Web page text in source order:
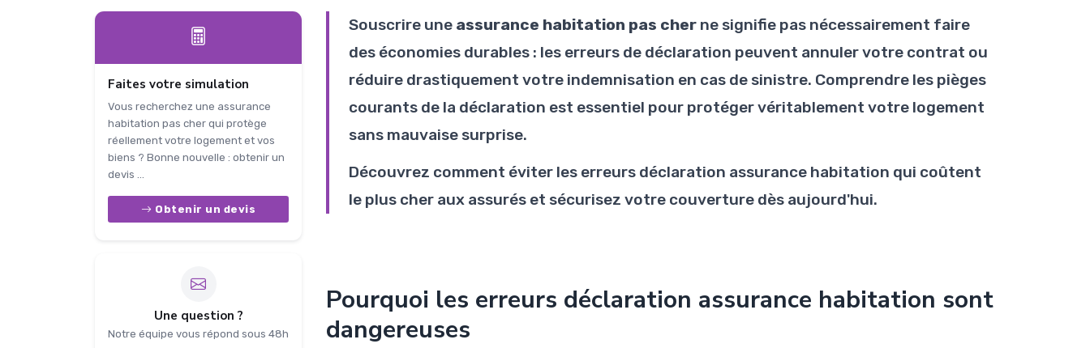
Faites votre simulation
Vous recherchez une assurance
habitation pas cher qui protège
réellement votre logement et vos
biens ? Bonne nouvelle : obtenir un
devis ...
Obtenir un devis
Une question ?
Notre équipe vous répond sous 48h
Souscrire une assurance habitation pas cher ne signifie pas nécessairement faire
des économies durables : les erreurs de déclaration peuvent annuler votre contrat ou
réduire drastiquement votre indemnisation en cas de sinistre. Comprendre les pièges
courants de la déclaration est essentiel pour protéger véritablement votre logement
sans mauvaise surprise.
Découvrez comment éviter les erreurs déclaration assurance habitation qui coûtent
le plus cher aux assurés et sécurisez votre couverture dès aujourd'hui.
Pourquoi les erreurs déclaration assurance habitation sont
dangereuses